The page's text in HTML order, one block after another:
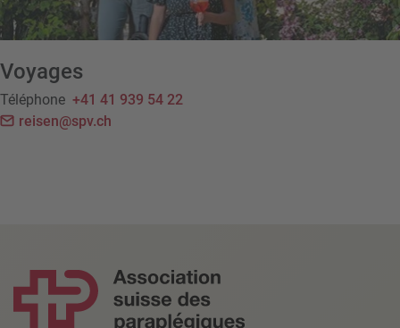
Voyages
Téléphone +41 41 939 54 22
reisen@spv.ch